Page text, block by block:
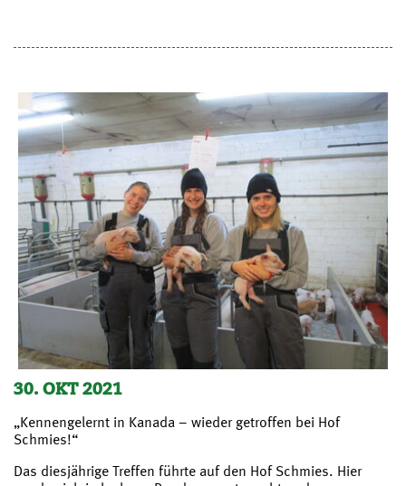
30. OKT 2021
„Kennengelernt in Kanada – wieder getroffen bei Hof
Schmies!“
Das diesjährige Treffen führte auf den Hof Schmies. Hier